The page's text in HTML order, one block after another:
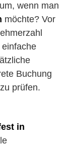
wenn man
möchte? Vor
Buchung
prüfen.
in